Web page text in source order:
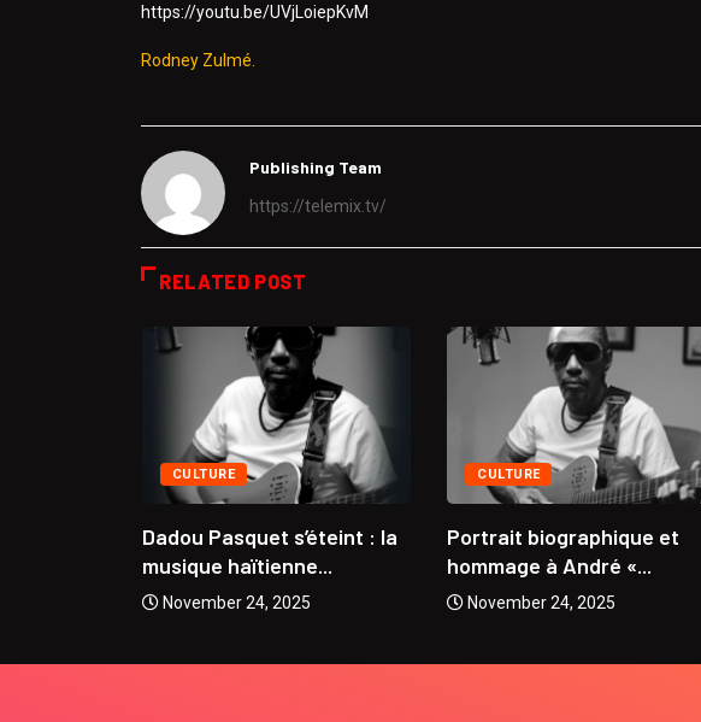
https://youtu.be/UVjLoiepKvM
Rodney Zulmé.
Publishing Team
https://telemix.tv/
RELATED POST
CULTURE
Dadou Pasquet s’éteint : la
musique haïtienne...
November 24, 2025
CULTURE
Portrait biographique et
hommage à André «...
November 24, 2025